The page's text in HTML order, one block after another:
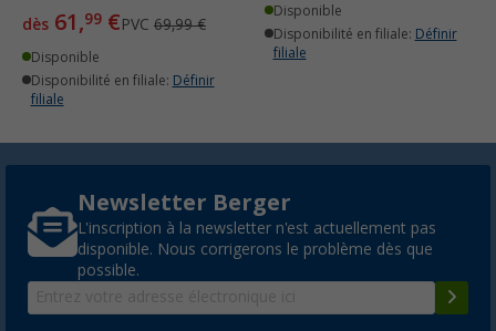
dès 61,99 €PVC 69,99 €
Disponible
Disponibilité en filiale: Définir
filiale
Disponible
Disponibilité en filiale: Définir
filiale
Newsletter Berger
L'inscription à la newsletter n'est actuellement pas
disponible. Nous corrigerons le problème dès que
possible.